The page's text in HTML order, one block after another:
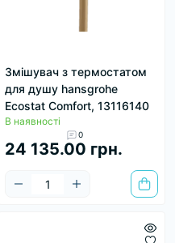
Змішувач з термостатом
для душу hansgrohe
Ecostat Comfort, 13116140
В наявності
0
24 135.00 грн.